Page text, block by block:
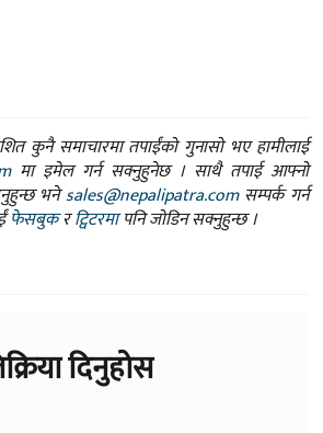
कुनै समाचारमा तपाईंको गुनासो भए हामीलाई
मा इमेल गर्न सक्नुहुनेछ । साथै तपाई आफ्नो
भनेsales@nepalipatra.comसम्पर्क गर्न
फेसबुकरट्विटरमापनि जोडिन सक्नुहुन्छ ।
दिनुहोस